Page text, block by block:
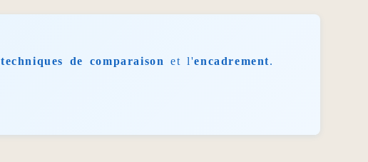
techniques de comparaison et l'encadrement.